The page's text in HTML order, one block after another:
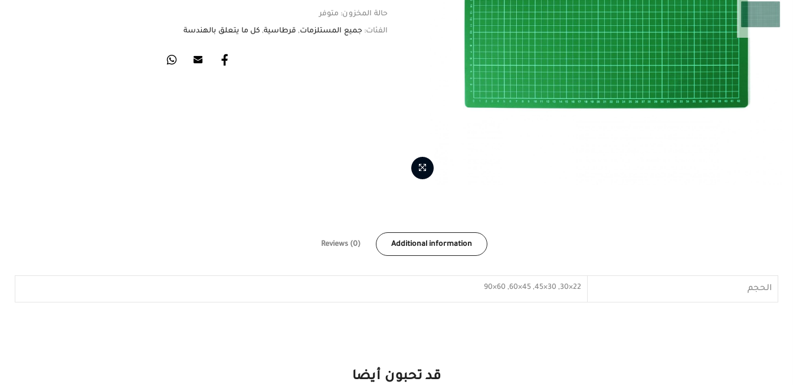
حالة المخزون: متوفر
الفئات: جميع المستلزمات, قرطاسية, كل ما يتعلق بالهندسة
Additional information
Reviews (0)
الحجم 22×30, 30×45, 45×60, 60×90
قد تحبون أيضا